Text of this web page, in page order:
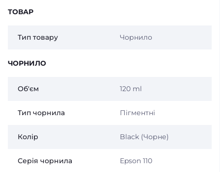
ТОВАР
Тип товару Чорнило
ЧОРНИЛО
Об'єм 120 ml
Тип чорнила Пігментні
Колір Black (Чорне)
Серія чорнила Epson 110